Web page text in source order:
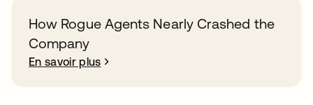
How Rogue Agents Nearly Crashed the
Company
En savoir plus